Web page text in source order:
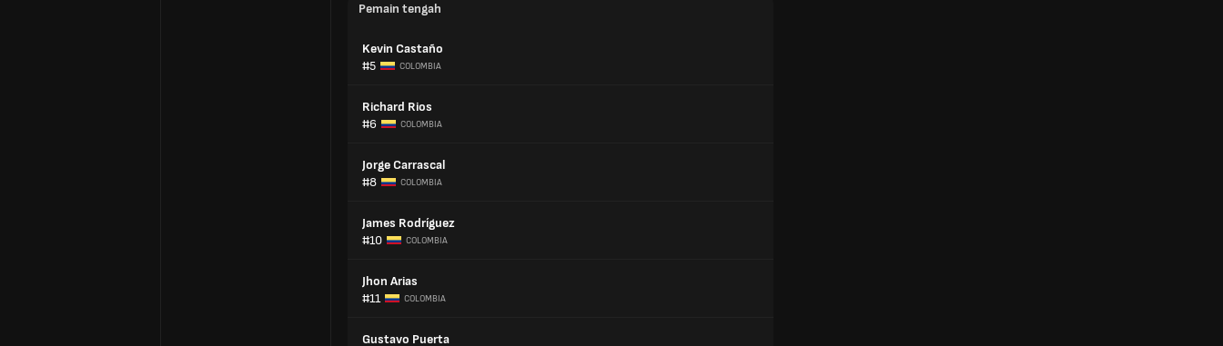
Pemain tengah
Kevin Castaño
#5
COLOMBIA
Richard Rios
#6
COLOMBIA
Jorge Carrascal
#8
COLOMBIA
James Rodríguez
#10
COLOMBIA
Jhon Arias
#11
COLOMBIA
Gustavo Puerta